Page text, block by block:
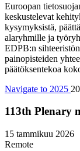
Euroopan
keskustelevat
kysymyksistä,
alaryhmille ja
EDPB:n
painopisteiden
päätöksentekoa
Navigate to 2025
113th Plenary
15 tammikuu 2026
Remote